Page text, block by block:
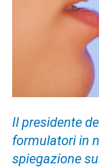
Il presidente
formulatori in
spiegazione